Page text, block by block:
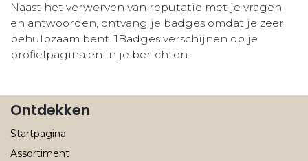
Naast het verwerven van reputatie met je vragen
en antwoorden, ontvang je badges omdat je zeer
behulpzaam bent. 1Badges verschijnen op je
profielpagina en in je berichten.
Ontdekken
Startpagina
Assortiment